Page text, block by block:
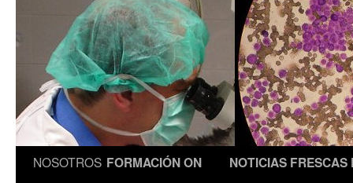
NOSOTROS FORMACIÓN ON
NOTICIAS FRESCAS